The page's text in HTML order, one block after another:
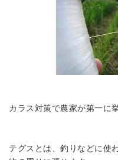
カラス対策で農家が第一に
テグスとは、釣りなどに使